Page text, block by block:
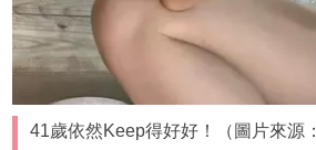
41歲依然Keep得好好！（圖片來源：